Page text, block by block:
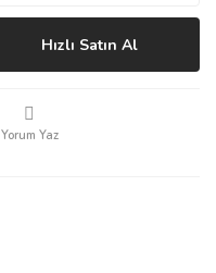
Hızlı Satın Al
Yorum Yaz